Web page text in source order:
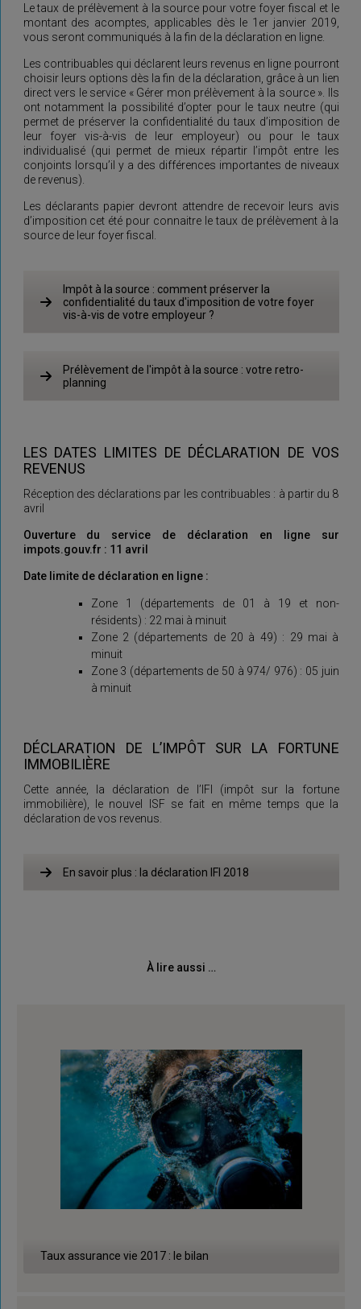
Le taux de prélèvement à la source pour votre foyer fiscal et le
montant des acomptes, applicables dès le 1er janvier 2019,
vous seront communiqués à la fin de la déclaration en ligne.
Les contribuables qui déclarent leurs revenus en ligne pourront
choisir leurs options dès la fin de la déclaration, grâce à un lien
direct vers le service « Gérer mon prélèvement à la source ». Ils
ont notamment la possibilité d’opter pour le taux neutre (qui
permet de préserver la confidentialité du taux d’imposition de
leur foyer vis-à-vis de leur employeur) ou pour le taux
individualisé (qui permet de mieux répartir l’impôt entre les
conjoints lorsqu’il y a des différences importantes de niveaux
de revenus).
Les déclarants papier devront attendre de recevoir leurs avis
d’imposition cet été pour connaitre le taux de prélèvement à la
source de leur foyer fiscal.
Impôt à la source : comment préserver la
confidentialité du taux d'imposition de votre foyer
vis-à-vis de votre employeur ?
Prélèvement de l'impôt à la source : votre retro-
planning
LES DATES LIMITES DE DÉCLARATION DE VOS
REVENUS
Réception des déclarations par les contribuables : à partir du 8
avril
Ouverture du service de déclaration en ligne sur
impots.gouv.fr : 11 avril
Date limite de déclaration en ligne :
Zone 1 (départements de 01 à 19 et non-
résidents) : 22 mai à minuit
Zone 2 (départements de 20 à 49) : 29 mai à
minuit
Zone 3 (départements de 50 à 974/ 976) : 05 juin
à minuit
DÉCLARATION DE L’IMPÔT SUR LA FORTUNE
IMMOBILIÈRE
Cette année, la déclaration de l’IFI (impôt sur la fortune
immobilière), le nouvel ISF se fait en même temps que la
déclaration de vos revenus.
En savoir plus : la déclaration IFI 2018
À lire aussi …
Taux assurance vie 2017 : le bilan